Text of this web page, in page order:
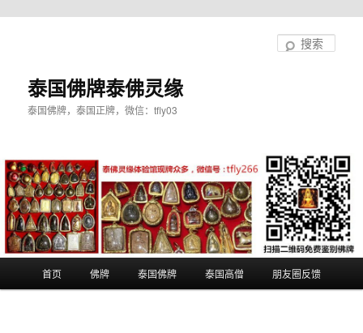
泰国佛牌泰佛灵缘
泰国佛牌，泰国正牌，微信：tfly03
首页 佛牌 泰国佛牌 泰国高僧 朋友圈反馈